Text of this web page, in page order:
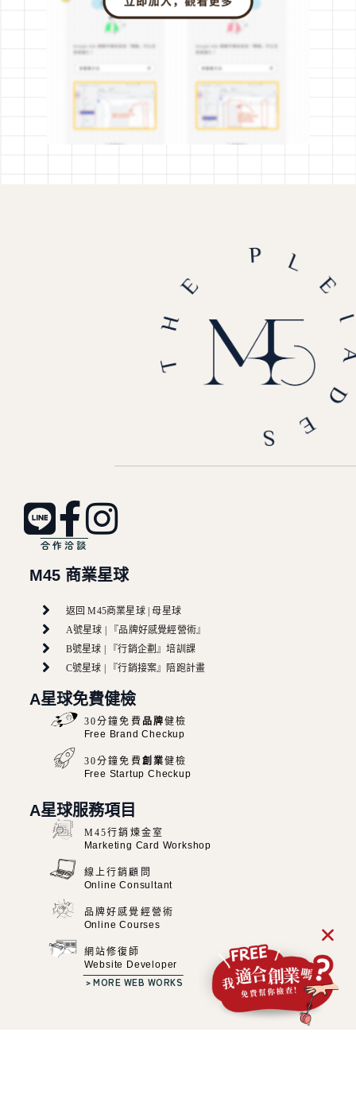
好
友
讓
你
問
到
合作洽談
M45 商業星球
返回 M45商業星球 | 母星球
A號星球 | 『品牌好感覺經營術』
B號星球 | 『行銷企劃』培訓課
C號星球 | 『行銷接案』陪跑計畫
A星球免費健檢
30分鐘免費 品牌健檢
Free Brand Checkup
30分鐘免費創業健檢
Free Startup Checkup
A星球服務項目
M45行銷煉金室
Marketing Card Workshop
線上行銷顧問
Online Consultant
品牌好感覺經營術
Online Courses
網站修復師
Website Developer
﹥MORE WEB WORKS